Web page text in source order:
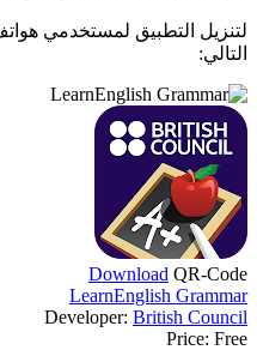
لتنزيل التطبيق لمستخدمي هواتف
التالي:
Download QR-Code
LearnEnglish Grammar
Developer: British Council
Price: Free